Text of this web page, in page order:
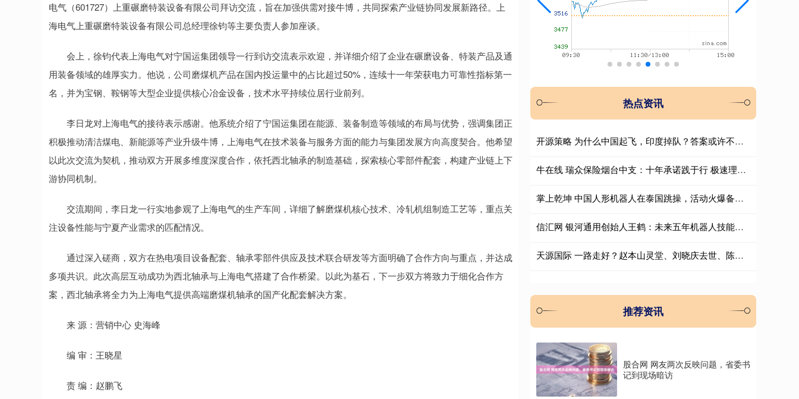
电气（601727）上重碾磨特装设备有限公司拜访交流，旨在加强供需对接牛博，共同探索产业链协同发展新路径。上
海电气上重碾磨特装设备有限公司总经理徐钧等主要负责人参加座谈。
会上，徐钧代表上海电气对宁国运集团领导一行到访交流表示欢迎，并详细介绍了企业在碾磨设备、特装产品及通
用装备领域的雄厚实力。他说，公司磨煤机产品在国内投运量中的占比超过50%，连续十一年荣获电力可靠性指标第一
名，并为宝钢、鞍钢等大型企业提供核心冶金设备，技术水平持续位居行业前列。
李日龙对上海电气的接待表示感谢。他系统介绍了宁国运集团在能源、装备制造等领域的布局与优势，强调集团正
积极推动清洁煤电、新能源等产业升级牛博，上海电气在技术装备与服务方面的能力与集团发展方向高度契合。他希望
以此次交流为契机，推动双方开展多维度深度合作，依托西北轴承的制造基础，探索核心零部件配套，构建产业链上下
游协同机制。
交流期间，李日龙一行实地参观了上海电气的生产车间，详细了解磨煤机核心技术、冷轧机组制造工艺等，重点关
注设备性能与宁夏产业需求的匹配情况。
通过深入磋商，双方在热电项目设备配套、轴承零部件供应及技术联合研发等方面明确了合作方向与重点，并达成
多项共识。此次高层互动成功为西北轴承与上海电气搭建了合作桥梁。以此为基石，下一步双方将致力于细化合作方
案，西北轴承将全力为上海电气提供高端磨煤机轴承的国产化配套解决方案。
来 源：营销中心 史海峰
编 审：王晓星
责 编：赵鹏飞
热点资讯
开源策略 为什么中国起飞，印度掉队？答案或许不在1978年
牛在线 瑞众保险烟台中支：十年承诺践于行 极速理赔暖人心
掌上乾坤 中国人形机器人在泰国跳操，活动火爆备受欢迎，凭实力惊艳海外
信汇网 银河通用创始人王鹤：未来五年机器人技能将百花齐放
天源国际 一路走好？赵本山灵堂、刘晓庆去世、陈奕迅身亡，这些谣言太离谱
推荐资讯
股合网 网友两次反映问题，省委书
记到现场暗访